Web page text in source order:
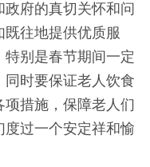
府的真切关怀和问
往地提供优质服
别是春节期间一定
时要保证老人饮食
措施，保障老人们
过一个安定祥和愉